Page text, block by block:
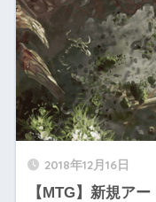
2018年12月16日
【MTG】新規ア